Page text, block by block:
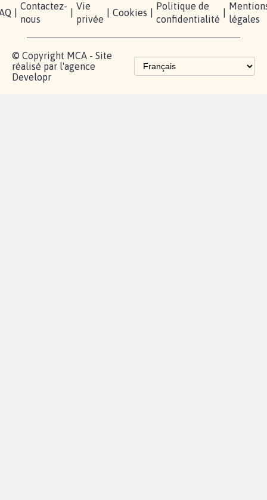
Contactez-
nous
Vie
privée
Cookies
Politique de
confidentialité
légales
© Copyright MCA - Site
réalisé par l'agence
Developr